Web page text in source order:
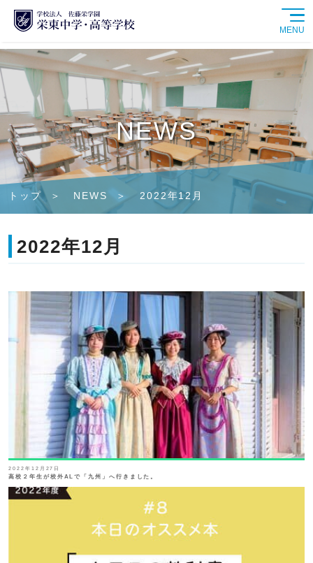
MENU
SHIP 卒業生の方へ 交通案内
中学校問い合わせ
高校問い合わせ
学校紹介
中学校
高等学校
学校生活
進路情報
NEWS
トップ NEWS 2022年12月
2022年12月
2022年12月27日
高校２年生が校外ALで「九州」へ行きました。